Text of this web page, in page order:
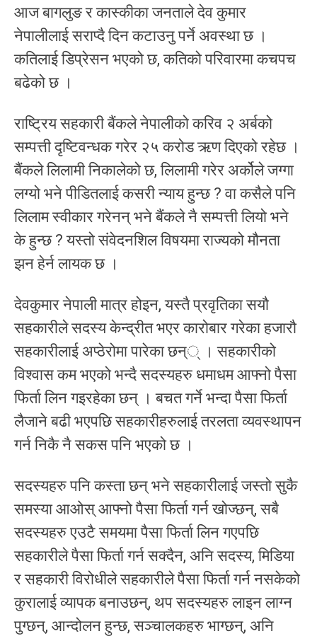
आज बागलुङ र कास्कीका जनताले देव कुमार
नेपालीलाई सराप्दै दिन कटाउनु पर्ने अवस्था छ ।
कतिलाई डिप्रेसन भएको छ, कतिको परिवारमा कचपच
बढेको छ ।
राष्ट्रिय सहकारी बैंकले नेपालीको करिव २ अर्बको
सम्पत्ती दृष्टिवन्धक गरेर २५ करोड ऋण दिएको रहेछ ।
बैंकले लिलामी निकालेको छ, लिलामी गरेर अर्कोले जग्गा
लग्यो भने पीडितलाई कसरी न्याय हुन्छ ? वा कसैले पनि
लिलाम स्वीकार गरेनन् भने बैंकले नै सम्पत्ती लियो भने
के हुन्छ ? यस्तो संवेदनशिल विषयमा राज्यको मौनता
झन हेर्न लायक छ ।
देवकुमार नेपाली मात्र होइन, यस्तै प्रवृतिका सयौ
सहकारीले सदस्य केन्द्रीत भएर कारोबार गरेका हजारौ
सहकारीलाई अप्ठेरोमा पारेका छन्् । सहकारीको
विश्वास कम भएको भन्दै सदस्यहरु धमाधम आफ्नो पैसा
फिर्ता लिन गइरहेका छन् । बचत गर्ने भन्दा पैसा फिर्ता
लैजाने बढी भएपछि सहकारीहरुलाई तरलता व्यवस्थापन
गर्न निकै नै सकस पनि भएको छ ।
सदस्यहरु पनि कस्ता छन् भने सहकारीलाई जस्तो सुकै
समस्या आओस् आफ्नो पैसा फिर्ता गर्न खोज्छन्, सबै
सदस्यहरु एउटै समयमा पैसा फिर्ता लिन गएपछि
सहकारीले पैसा फिर्ता गर्न सक्दैन, अनि सदस्य, मिडिया
र सहकारी विरोधीले सहकारीले पैसा फिर्ता गर्न नसकेको
कुरालाई व्यापक बनाउछन्, थप सदस्यहरु लाइन लाग्न
पुग्छन्, आन्दोलन हुन्छ, सञ्चालकहरु भाग्छन्, अनि